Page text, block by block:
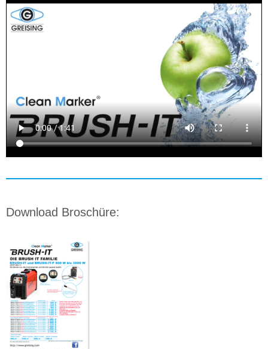
Download Broschüre: